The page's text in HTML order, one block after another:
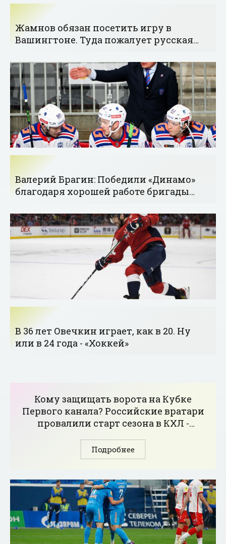
Жамнов обязан посетить игру в
Вашингтоне. Туда пожалует русская
Валерий Брагин: Победили «Динамо»
благодаря хорошей работе бригады
В 36 лет Овечкин играет, как в 20. Ну
или в 24 года - «Хоккей»
Кому защищать ворота на Кубке
Первого канала? Российские вратари
провалили старт сезона в КХЛ -
Подробнее